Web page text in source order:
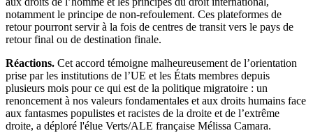
notamment le principe de non-refoulement. Ces plateformes de
retour pourront servir à la fois de centres de transit vers le pays de
retour final ou de destination finale.
Réactions. Cet accord témoigne malheureusement de l’orientation
prise par les institutions de l’UE et les États membres depuis
plusieurs mois pour ce qui est de la politique migratoire : un
renoncement à nos valeurs fondamentales et aux droits humains face
aux fantasmes populistes et racistes de la droite et de l’extrême
droite, a déploré l'élue Verts/ALE française Mélissa Camara.